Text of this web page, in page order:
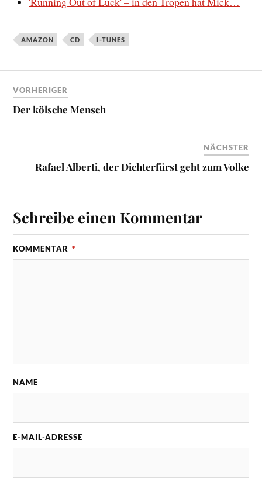
AMAZON CD I-TUNES
VORHERIGER
Der kölsche Mensch
NÄCHSTER
Rafael Alberti, der Dichterfürst geht zum Volke
Schreibe einen Kommentar
KOMMENTAR *
NAME
E-MAIL-ADRESSE